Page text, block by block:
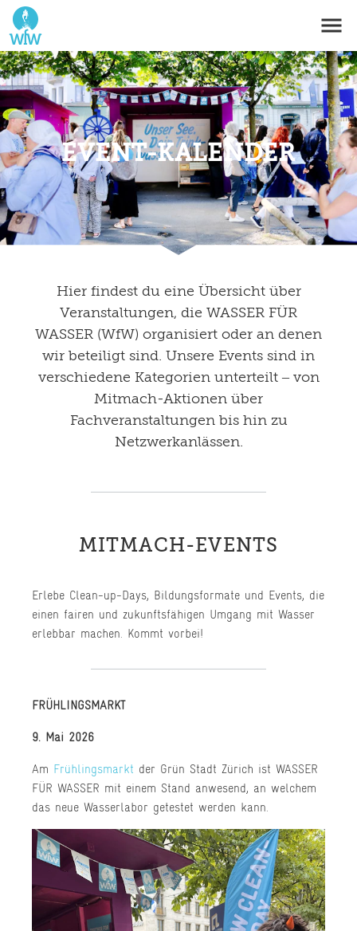
EVENT-KALENDER
Hier findest du eine Übersicht über
Veranstaltungen, die WASSER FÜR
WASSER (WfW) organisiert oder an denen
wir beteiligt sind. Unsere Events sind in
verschiedene Kategorien unterteilt – von
Mitmach-Aktionen über
Fachveranstaltungen bis hin zu
Netzwerkanlässen.
MITMACH-EVENTS
Erlebe Clean-up-Days, Bildungsformate und Events, die
einen fairen und zukunftsfähigen Umgang mit Wasser
erlebbar machen. Kommt vorbei!
FRÜHLINGSMARKT
9. Mai 2026
Am Frühlingsmarkt der Grün Stadt Zürich ist WASSER
FÜR WASSER mit einem Stand anwesend, an welchem
das neue Wasserlabor getestet werden kann.